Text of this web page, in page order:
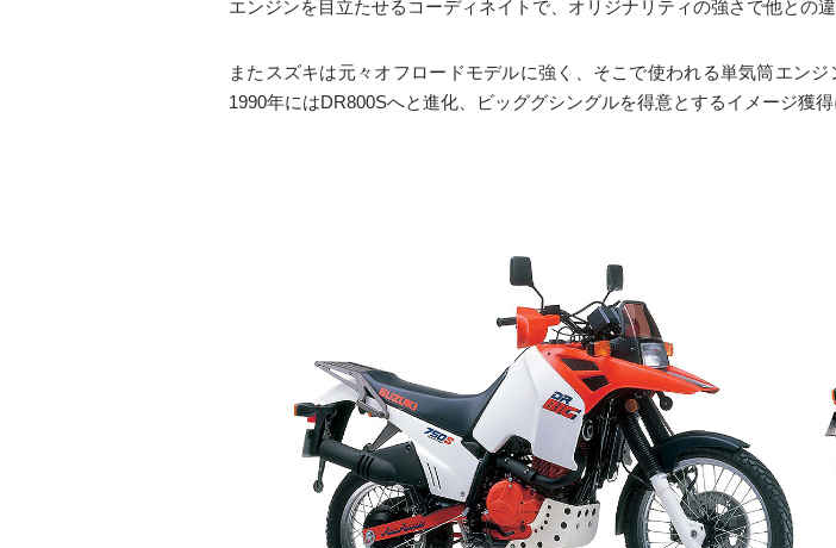
エンジンを目立たせるコーディネイトで、オリジナリティの強さで他との違
またスズキは元々オフロードモデルに強く、そこで使われる単気筒エン
1990年にはDR800Sへと進化、ビッググシングルを得意とするイメージ獲得